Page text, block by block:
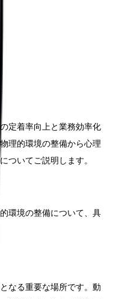
定着率向上と業務効率化
理的環境の整備から心理
ついてご説明します。
環境の整備について、具
なる重要な場所です。動